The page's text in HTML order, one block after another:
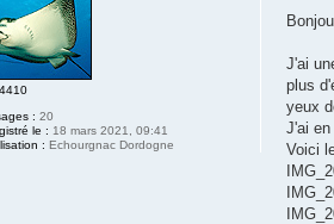
: 20
le : 18 mars 2021, 09:41
: Echourgnac Dordogne
s
g
J'ai
plus
yeux
J'ai
Voici